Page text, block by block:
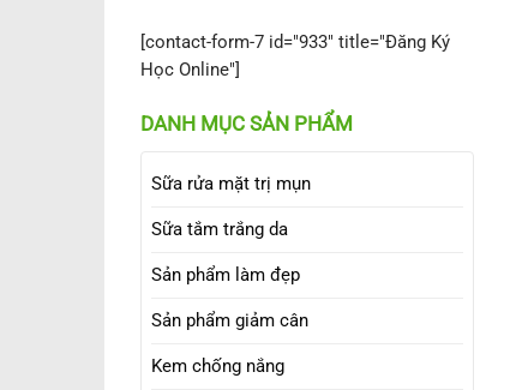
[contact-form-7 id="933" title="Đăng Ký
Học Online"]
DANH MỤC SẢN PHẨM
Sữa rửa mặt trị mụn
Sữa tắm trắng da
Sản phẩm làm đẹp
Sản phẩm giảm cân
Kem chống nắng